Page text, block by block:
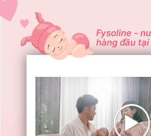
Fysoline -
hàng đầu tại